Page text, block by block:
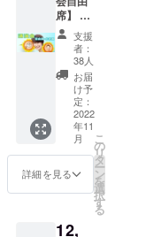
現在は研修
講師として
も全国から
オファーが
私が大切に
しているこ
講座で伝え
は「しあわ
ん。 ※
セミ
ナー参
加希望
で、こ
ちらの
リター
ンも欲
しい方
は 別途
講演会
参加リ
ターン
のため
に行
なって
おりま
す。 ※
リター
ンは
メール
でお送
りいた
しま
す。 ※
含まれ
席】 リ
アルで
礒田佳
世をみ
たい方
ひすい
こたろ
うさん
をみた
い方 大
嶋啓介
さんを
みたい
方 予祝
夢を叶
支援
者：
38人
お届
け予
定：
2022
年11
月
詳細を見る
こ
の
リ
タ
ー
ン
を
選
択
す
る
12,